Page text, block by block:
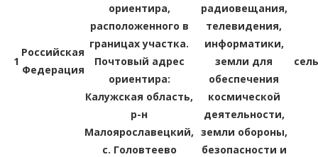
1
Российская
Федерация
ориентира,
расположенного в
границах участка.
Почтовый адрес
ориентира:
Калужская область,
р-н
Малоярославецкий,
с. Головтеево
радиовещания,
телевидения,
информатики,
земли для
обеспечения
космической
деятельности,
земли обороны,
безопасности и